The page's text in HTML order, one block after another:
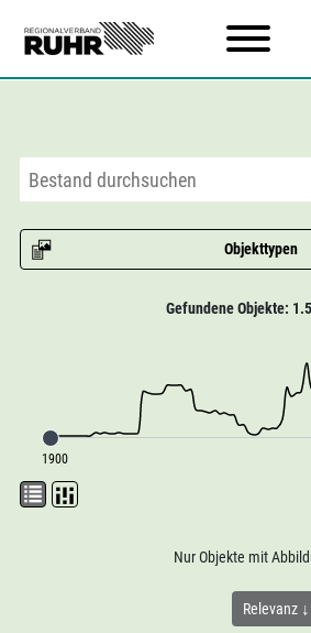
Objekttypen
Gefundene Objekte:
1900
Relevanz
Nur Objekte mit